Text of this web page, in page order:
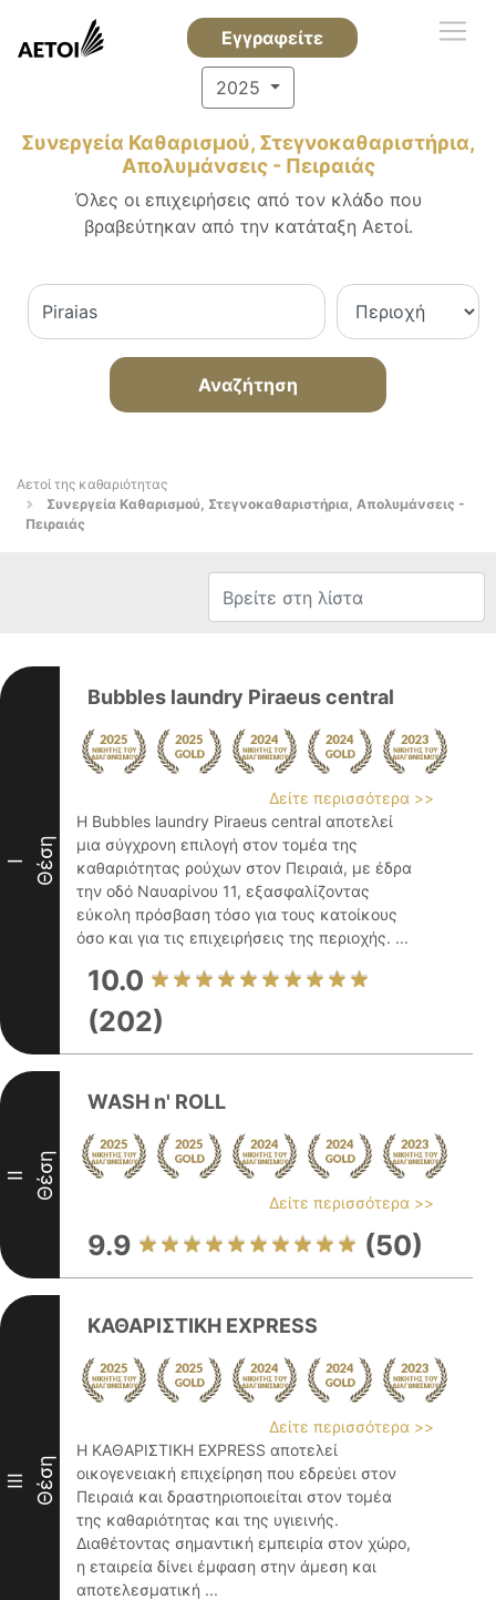
Εγγραφείτε
2025
Συνεργεία Καθαρισμού, Στεγνοκαθαριστήρια,
Απολυμάνσεις - Πειραιάς
Όλες οι επιχειρήσεις από τον κλάδο που
βραβεύτηκαν από την κατάταξη Αετοί.
Αναζήτηση
Αετοί της καθαριότητας
Συνεργεία Καθαρισμού, Στεγνοκαθαριστήρια, Απολυμάνσεις -
Πειραιάς
I Θέση
Bubbles laundry Piraeus central
Δείτε περισσότερα >>
Η Bubbles laundry Piraeus central αποτελεί
μια σύγχρονη επιλογή στον τομέα της
καθαριότητας ρούχων στον Πειραιά, με έδρα
την οδό Ναυαρίνου 11, εξασφαλίζοντας
εύκολη πρόσβαση τόσο για τους κατοίκους
όσο και για τις επιχειρήσεις της περιοχής. ...
10.0
(202)
II Θέση
WASH n' ROLL
Δείτε περισσότερα >>
9.9 (50)
III Θέση
ΚΑΘΑΡΙΣΤΙΚΗ EXPRESS
Δείτε περισσότερα >>
Η ΚΑΘΑΡΙΣΤΙΚΗ EXPRESS αποτελεί
οικογενειακή επιχείρηση που εδρεύει στον
Πειραιά και δραστηριοποιείται στον τομέα
της καθαριότητας και της υγιεινής.
Διαθέτοντας σημαντική εμπειρία στον χώρο,
η εταιρεία δίνει έμφαση στην άμεση και
αποτελεσματική ...